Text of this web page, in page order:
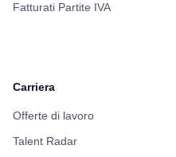
Fatturati Partite IVA
Carriera
Offerte di lavoro
Talent Radar